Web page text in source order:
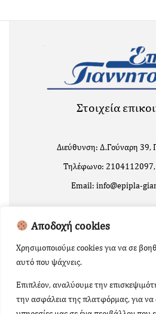
Αποδοχή cookies
Χρησιμοποιούμε cookies για να σε
αυτό που ψάχνεις.
Επιπλέον, αναλύουμε την
την ασφάλεια της πλατφόρμας, για να
Στοιχεία
Διεύθυνση: Δ.Γούναρη 39,
Τηλέφωνο:
Email: info@epipla-
Copyright 2024 | Powered by